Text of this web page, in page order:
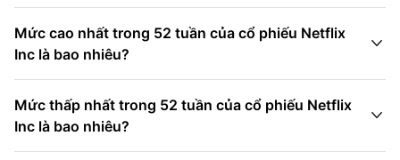
Mức cao nhất trong 52 tuần của cổ phiếu Netflix
Inc là bao nhiêu?

Mức thấp nhất trong 52 tuần của cổ phiếu Netflix
Inc là bao nhiêu?
